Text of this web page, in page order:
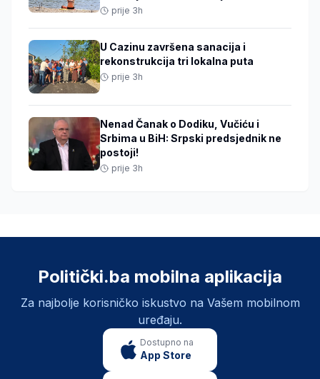
prije 3h
U Cazinu završena sanacija i
rekonstrukcija tri lokalna puta
prije 3h
Nenad Čanak o Dodiku, Vučiću i
Srbima u BiH: Srpski predsjednik ne
postoji!
prije 3h
Politički.ba mobilna aplikacija
Za najbolje korisničko iskustvo na Vašem mobilnom
uređaju.
Dostupno na
App Store